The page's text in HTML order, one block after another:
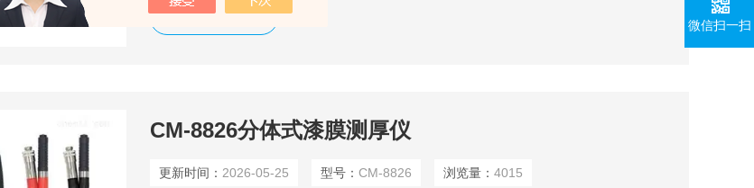
胶、油漆、塑料层等。广泛用于制造业、金属加工业、化工业、商检等检测领域。
了解详情
CM-8826分体式漆膜测厚仪
更新时间： 2026-05-25 型号：CM-8826 浏览量：4015
微信扫一扫